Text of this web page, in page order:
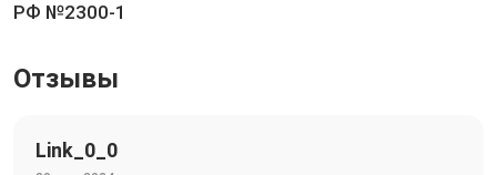
РФ №2300-1
Отзывы
Link_0_0